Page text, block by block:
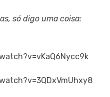
só digo uma coisa: